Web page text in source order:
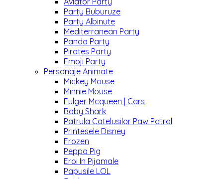
Party Buburuze
Party Albinute
Mediterranean Party
Panda Party
Pirates Party
Emoji Party
Personaje Animate
Mickey Mouse
Minnie Mouse
Fulger Mcqueen | Cars
Baby Shark
Patrula Catelusilor Paw Patrol
Printesele Disney
Frozen
Peppa Pig
Eroi In Pijamale
Papusile LOL